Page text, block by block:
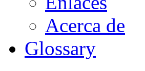
Acerca de
Glossary